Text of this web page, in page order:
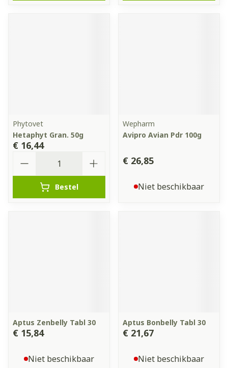
Phytovet
Hetaphyt Gran. 50g
€ 16,44
Bestel
Wepharm
Avipro Avian Pdr 100g
€ 26,85
Niet beschikbaar
Aptus Zenbelly Tabl 30
€ 15,84
Niet beschikbaar
Aptus Bonbelly Tabl 30
€ 21,67
Niet beschikbaar